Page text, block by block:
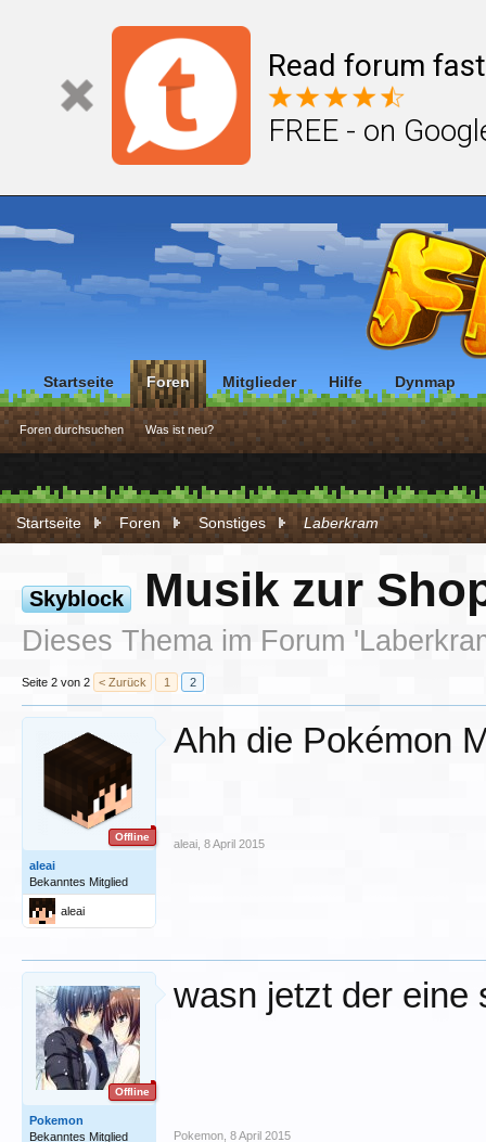
Read forum
FREE - on
Startseite Foren Sonstiges Laberkram
Skyblock Musik zur
Dieses Thema im Forum '
Seite 2 von 2 < Zurück 1 2
Offline
aleai
Bekanntes Mitglied
aleai
Ahh die Pokémon
aleai 8 April 2015
Offline
Pokemon
Bekanntes Mitglied
wasn jetzt der eine
Pokemon 8 April 2015
Startseite Foren
Foren durchsuchen Was ist neu?
Mitglieder Hilfe Dynmap